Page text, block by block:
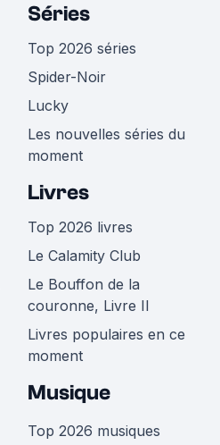
Séries
Top 2026 séries
Spider-Noir
Lucky
Les nouvelles séries du
moment
Livres
Top 2026 livres
Le Calamity Club
Le Bouffon de la
couronne, Livre II
Livres populaires en ce
moment
Musique
Top 2026 musiques